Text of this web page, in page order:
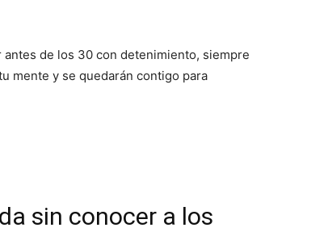
de los 30 con detenimiento, siempre
mente y se quedarán contigo para
sin conocer a los